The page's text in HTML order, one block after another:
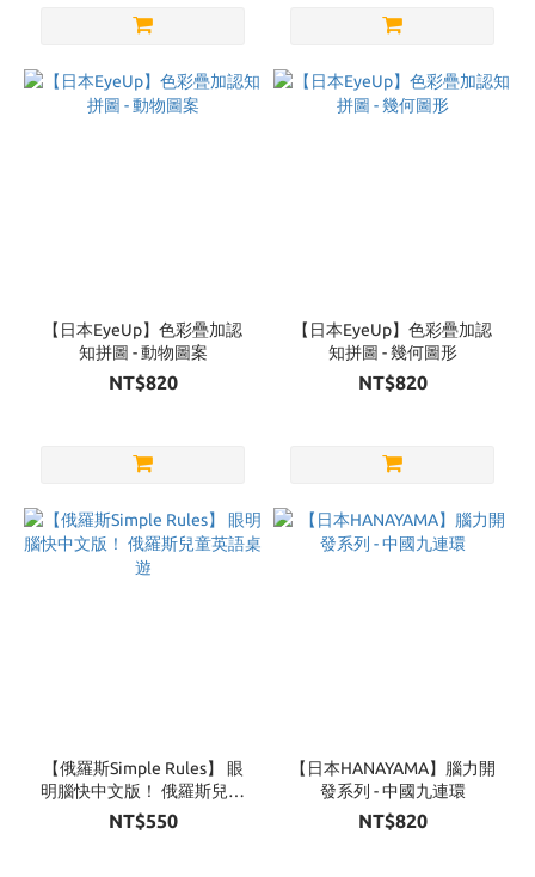
【日本EyeUp】色彩疊加認
知拼圖 - 動物圖案
NT$820
【日本EyeUp】色彩疊加認
知拼圖 - 幾何圖形
NT$820
【俄羅斯Simple Rules】 眼
明腦快中文版！ 俄羅斯兒童
英語桌遊
NT$550
【日本HANAYAMA】腦力開
發系列 - 中國九連環
NT$820